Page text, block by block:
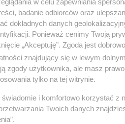
oraz Stany Zjednoczone
broni nuklearnej
Broni
ich siły zbrojne lub na
nuklearnym.
Północnej oraz Stany
badanie odbiorców oraz
dokładnych danych
Ponieważ cenimy Twoją
„Akceptuję”. Zgoda jest
znajdujący się w lewym
zgody użytkownika, ale masz
tylko na tej witrynie.
i komfortowo korzystać z
Twoich danych